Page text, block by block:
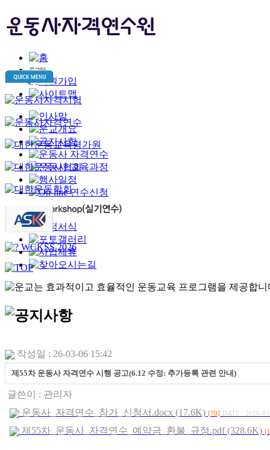
작성일 : 26-03-06 15:42
제55차 운동사 자격연수 시행 공고(6.12 수정: 추가등록 관련 안내)
글쓴이 : 관리자
운동사_자격연수_참가_신청서.docx (17.6K) [79] DATE : 2026-
제55차_운동사_자격연수_예약금_환불_규정.pdf (328.6K)